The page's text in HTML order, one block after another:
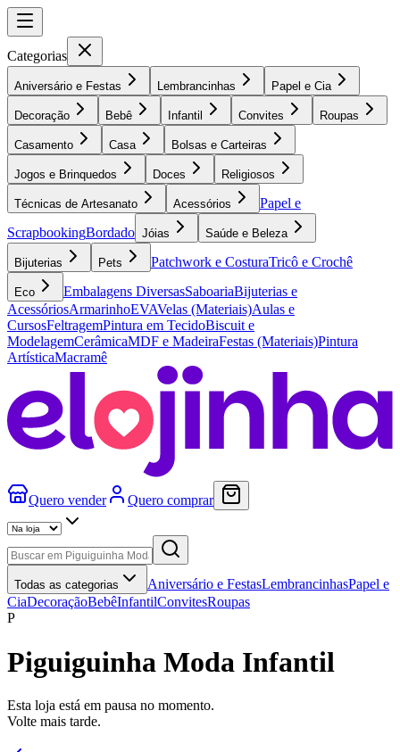
Categorias
Aniversário e Festas Lembrancinhas Papel e Cia
Decoração Bebê Infantil Convites Roupas
Casamento Casa Bolsas e Carteiras
Jogos e Brinquedos Doces Religiosos
Técnicas de Artesanato Acessórios
Papel e
ScrapbookingBordado Jóias Saúde e Beleza
Bijuterias Pets Patchwork e CosturaTricô e Crochê
Eco Embalagens DiversasSaboariaBijuterias e
AcessóriosArmarinhoEVAVelas (Materiais)Aulas e
CursosFeltragemPintura em TecidoBiscuit e
ModelagemCerâmicaMDF e MadeiraFestas (Materiais)Pintura
ArtísticaMacramê
Quero vender Quero comprar
Todas as categorias Aniversário e FestasLembrancinhasPapel e
CiaDecoraçãoBebêInfantilConvitesRoupas
P
Piguiguinha Moda Infantil
Esta loja está em pausa no momento.
Volte mais tarde.